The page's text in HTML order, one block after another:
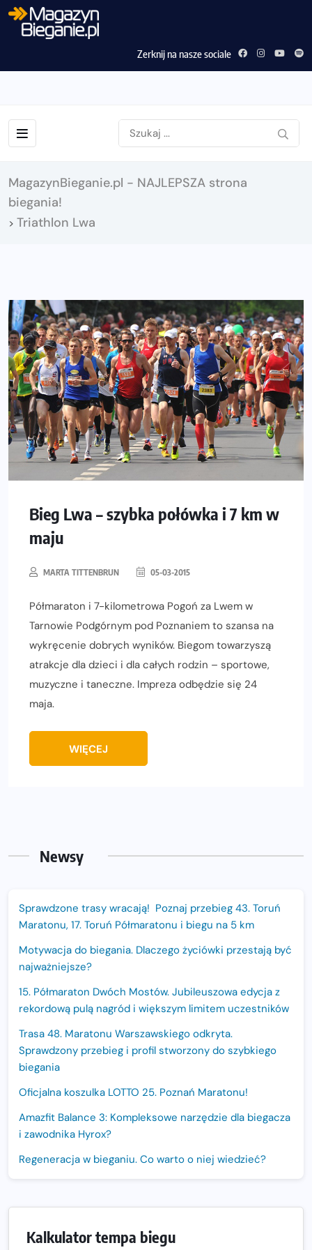
Zerknij na nasze sociale
MagazynBieganie.pl - NAJLEPSZA strona
biegania!
> Triathlon Lwa
Bieg Lwa – szybka połówka i 7 km w
maju
MARTA TITTENBRUN 05-03-2015
Półmaraton i 7-kilometrowa Pogoń za Lwem w
Tarnowie Podgórnym pod Poznaniem to szansa na
wykręcenie dobrych wyników. Biegom towarzyszą
atrakcje dla dzieci i dla całych rodzin – sportowe,
muzyczne i taneczne. Impreza odbędzie się 24
maja.
WIĘCEJ
Newsy
Sprawdzone trasy wracają! Poznaj przebieg 43. Toruń
Maratonu, 17. Toruń Półmaratonu i biegu na 5 km
Motywacja do biegania. Dlaczego życiówki przestają być
najważniejsze?
15. Półmaraton Dwóch Mostów. Jubileuszowa edycja z
rekordową pulą nagród i większym limitem uczestników
Trasa 48. Maratonu Warszawskiego odkryta.
Sprawdzony przebieg i profil stworzony do szybkiego
biegania
Oficjalna koszulka LOTTO 25. Poznań Maratonu!
Amazfit Balance 3: Kompleksowe narzędzie dla biegacza
i zawodnika Hyrox?
Regeneracja w bieganiu. Co warto o niej wiedzieć?
Złota Seria 42 rośnie. Coraz więcej maratończyków
Kalkulator tempa biegu